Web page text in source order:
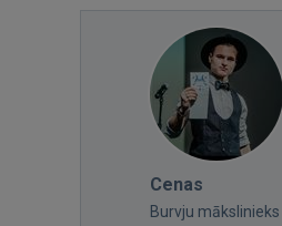
Cenas
Burvju mākslinieks